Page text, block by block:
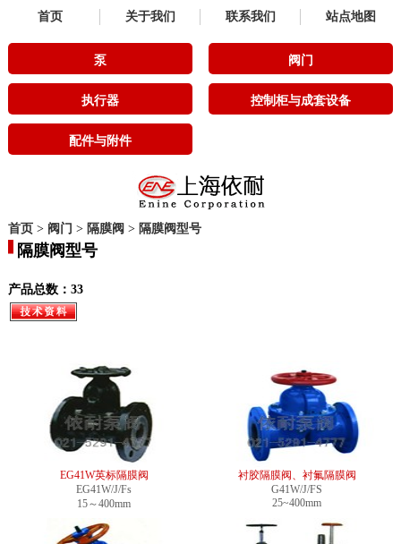
首页 关于我们 联系我们 站点地图
泵 阀门
执行器 控制柜与成套设备
配件与附件
首页> 阀门 > 隔膜阀 > 隔膜阀型号
隔膜阀型号
产品总数：33
EG41W英标隔膜阀
EG41W/J/Fs
15～400mm
衬胶隔膜阀、衬氟隔膜阀
G41W/J/FS
25~400mm